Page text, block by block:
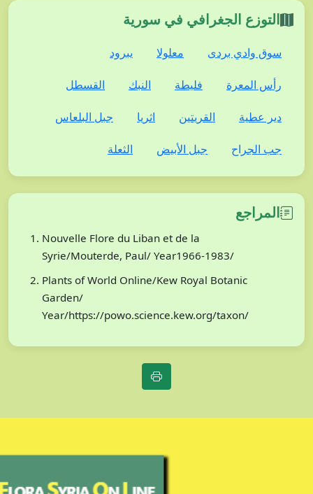
التوزع الجغرافي في سورية
سوق وادي بردى معلولا يبرود
رأس المعرة فليطة النبك القسطل
دير عطية القريتين اثريا جبل البلعاس
جب الجراح جبل الأبيض الثعلة
المراجع
Nouvelle Flore du Liban et de la
Syrie/Mouterde, Paul/ Year1966-1983/
Plants of World Online/Kew Royal Botanic
Garden/
Year/https://powo.science.kew.org/taxon/